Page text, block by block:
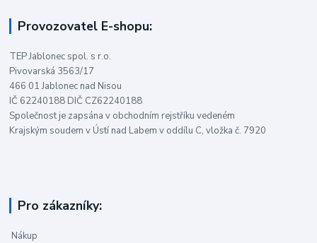
Provozovatel E-shopu:
TEP Jablonec spol. s r.o.
Pivovarská 3563/17
466 01 Jablonec nad Nisou
IČ 62240188 DIČ CZ62240188
Společnost je zapsána v obchodním rejstříku vedeném
Krajským soudem v Ústí nad Labem v oddílu C, vložka č. 7920
Pro zákazníky:
Nákup